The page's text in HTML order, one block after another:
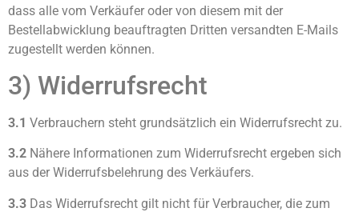
dass alle vom Verkäufer oder von diesem mit der
Bestellabwicklung beauftragten Dritten versandten E-Mails
zugestellt werden können.
3) Widerrufsrecht
3.1 Verbrauchern steht grundsätzlich ein Widerrufsrecht zu.
3.2 Nähere Informationen zum Widerrufsrecht ergeben sich
aus der Widerrufsbelehrung des Verkäufers.
3.3 Das Widerrufsrecht gilt nicht für Verbraucher, die zum